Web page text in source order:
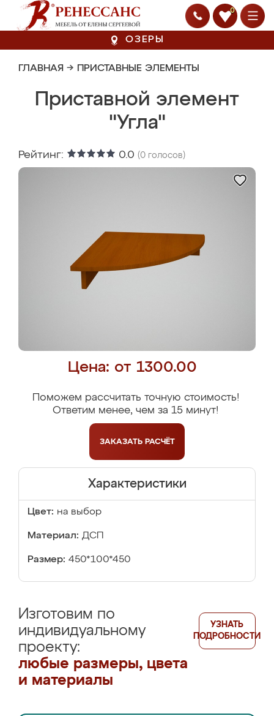
0
ОЗЕРЫ
ГЛАВНАЯ → ПРИСТАВНЫЕ ЭЛЕМЕНТЫ
Приставной элемент
"Угла"
Рейтинг: 0.0 (0 голосов)
Цена: от 1300.00
Поможем рассчитать точную стоимость!
Ответим менее, чем за 15 минут!
ЗАКАЗАТЬ РАСЧЁТ
Характеристики
Цвет: на выбор
Материал: ДСП
Размер: 450*100*450
Изготовим по
индивидуальному
проекту:
любые размеры, цвета
и материалы
УЗНАТЬ
ПОДРОБНОСТИ